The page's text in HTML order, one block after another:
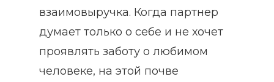
взаимовыручка. Когда партнер
думает только о себе и не хочет
проявлять заботу о любимом
человеке, на этой почве